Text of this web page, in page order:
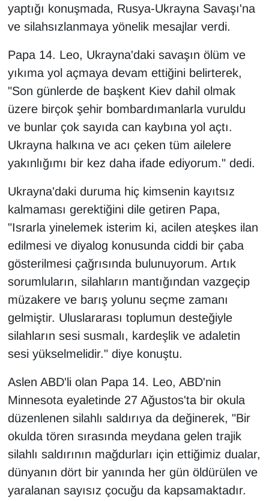
yaptığı konuşmada, Rusya-Ukrayna Savaşı'na
ve silahsızlanmaya yönelik mesajlar verdi.
Papa 14. Leo, Ukrayna'daki savaşın ölüm ve
yıkıma yol açmaya devam ettiğini belirterek,
"Son günlerde de başkent Kiev dahil olmak
üzere birçok şehir bombardımanlarla vuruldu
ve bunlar çok sayıda can kaybına yol açtı.
Ukrayna halkına ve acı çeken tüm ailelere
yakınlığımı bir kez daha ifade ediyorum." dedi.
Ukrayna'daki duruma hiç kimsenin kayıtsız
kalmaması gerektiğini dile getiren Papa,
"Israrla yinelemek isterim ki, acilen ateşkes ilan
edilmesi ve diyalog konusunda ciddi bir çaba
gösterilmesi çağrısında bulunuyorum. Artık
sorumluların, silahların mantığından vazgeçip
müzakere ve barış yolunu seçme zamanı
gelmiştir. Uluslararası toplumun desteğiyle
silahların sesi susmalı, kardeşlik ve adaletin
sesi yükselmelidir." diye konuştu.
Aslen ABD'li olan Papa 14. Leo, ABD'nin
Minnesota eyaletinde 27 Ağustos'ta bir okula
düzenlenen silahlı saldırıya da değinerek, "Bir
okulda tören sırasında meydana gelen trajik
silahlı saldırının mağdurları için ettiğimiz dualar,
dünyanın dört bir yanında her gün öldürülen ve
yaralanan sayısız çocuğu da kapsamaktadır.
Kadın
Kamu Alımları
Kim Kimdir?
Kültür & Sanat
KURDÎ
MEDYA
ONE EKONOMİ
POLİTİKA
Resmi İlanlar
RÖPORTAJ
SAĞLIK
Seri İlan
Sinema - TV
SİYASET
SPOR